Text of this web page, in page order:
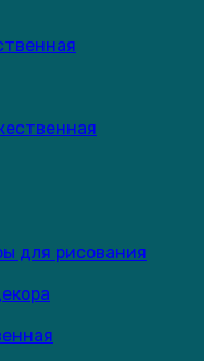
для рисования